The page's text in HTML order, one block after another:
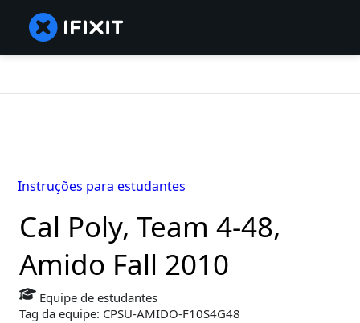
Cal Poly, Team 4-48,
Amido Fall 2010
Equipe de estudantes
Tag da equipe: CPSU-AMIDO-F10S4G48
Instruções para estudantes